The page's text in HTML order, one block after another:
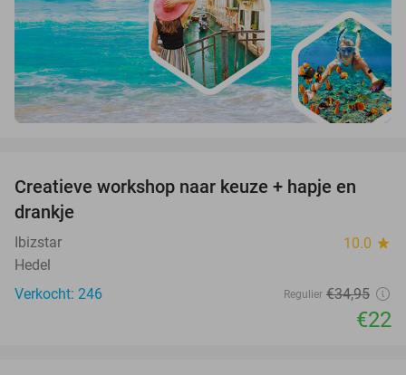
37%
Creatieve workshop naar keuze + hapje en
drankje
Ibizstar 10.0 star
Hedel
Verkocht: 246
Regulier €34,95
€22